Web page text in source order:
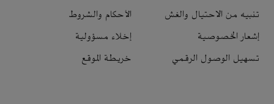
تنبيه من الاحتيال والغش
الأحكام والشروط
إشعار الخصوصية
إخلاء مسؤولية
تسهيل الوصول الرقمي
خريطة الموقع